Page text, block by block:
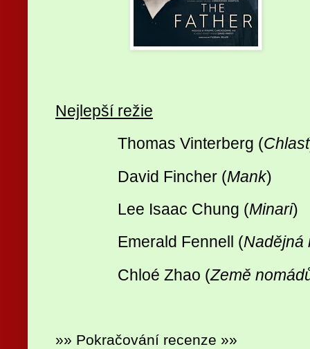
Nejlepší režie
Thomas Vinterberg (Chlast
David Fincher (Mank)
Lee Isaac Chung (Minari)
Emerald Fennell (Nadějná
Chloé Zhao (Země
»» Pokračování recenze »»